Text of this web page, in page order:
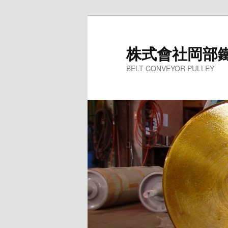
株式會社岡部
BELT CONVEYOR PULLEY